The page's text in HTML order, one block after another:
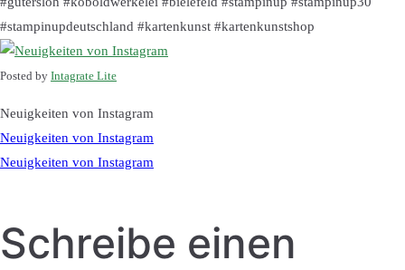
#stampinupdeutschland #kartenkunst #kartenkunstshop
Posted by Intagrate Lite
Neuigkeiten von Instagram
Neuigkeiten von Instagram
Neuigkeiten von Instagram
Schreibe einen